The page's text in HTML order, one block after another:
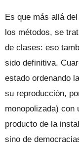
Es que más allá
los métodos, se
de clases: eso
sido definitiva.
estado ordenando
su reproducción,
monopolizada) con
producto de la
sino de